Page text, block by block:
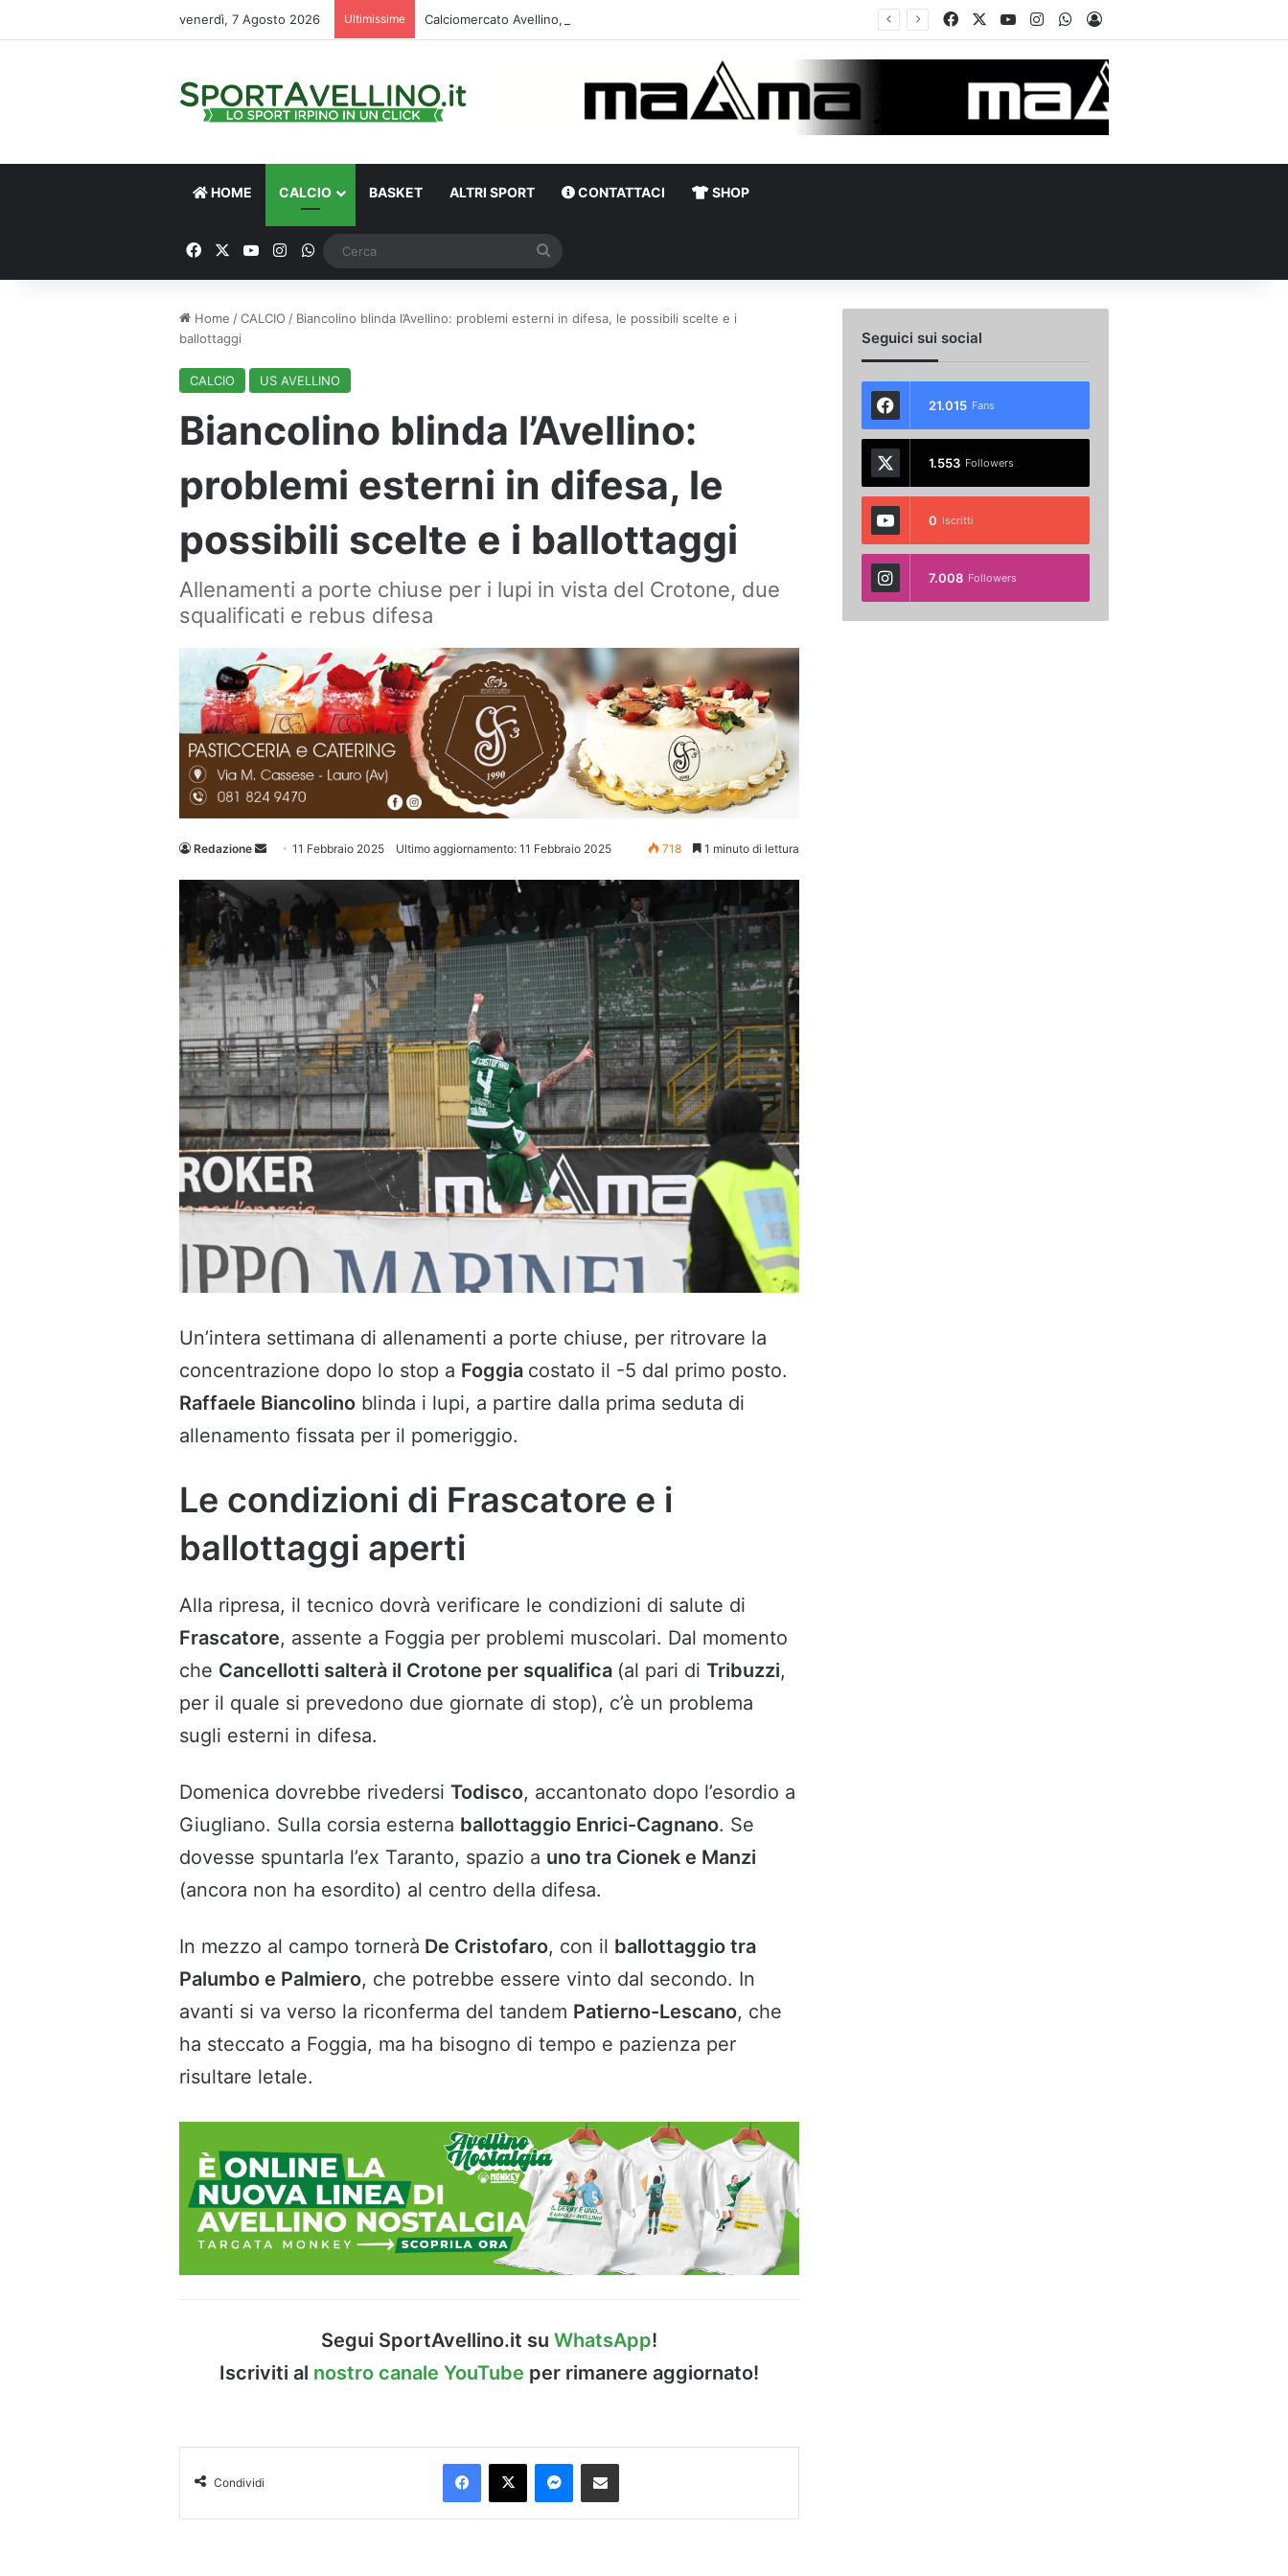
venerdì, 7 Agosto 2026 Ultimissime FacebookYou TubeInstagramWhatsApp
Accedi
HOME CALCIO BASKET ALTRI SPORT CONTATTACI SHOP
FacebookYou TubeInstagram
WhatsApp
Home /CALCIO / Biancolino blinda l’Avellino: problemi esterni in difesa, le possibili scelte e i
ballottaggi
CALCIO US AVELLINO
Biancolino blinda l’Avellino:
problemi esterni in difesa, le
possibili scelte e i ballottaggi
Allenamenti a porte chiuse per i lupi in vista del Crotone, due
squalificati e rebus difesa
Redazione
Invia 11 Febbraio 2025 Ultimo aggiornamento: 11 Febbraio 2025 718 1 minuto di lettura
Un’intera settimana di allenamenti a porte chiuse, per ritrovare la
concentrazione dopo lo stop a Foggia costato il -5 dal primo posto.
Raffaele Biancolino blinda i lupi, a partire dalla prima seduta di
allenamento fissata per il pomeriggio.
Le condizioni di Frascatore e i
ballottaggi aperti
Alla ripresa, il tecnico dovrà verificare le condizioni di salute di
Frascatore, assente a Foggia per problemi muscolari. Dal momento
che Cancellotti salterà il Crotone per squalifica (al pari di Tribuzzi,
per il quale si prevedono due giornate di stop), c’è un problema
sugli esterni in difesa.
Domenica dovrebbe rivedersi Todisco, accantonato dopo l’esordio a
Giugliano. Sulla corsia esterna ballottaggio Enrici-Cagnano. Se
dovesse spuntarla l’ex Taranto, spazio a uno tra Cionek e Manzi
(ancora non ha esordito) al centro della difesa.
In mezzo al campo tornerà De Cristofaro, con il ballottaggio tra
Palumbo e Palmiero, che potrebbe essere vinto dal secondo. In
avanti si va verso la riconferma del tandem Patierno-Lescano, che
ha steccato a Foggia, ma ha bisogno di tempo e pazienza per
risultare letale.
Segui SportAvellino.it su WhatsApp!
Iscriviti al nostro canale YouTube per rimanere aggiornato!
Condividi
Facebook
X Messenger
Condividi via Email
Seguici sui social
21.015 Fans
1.553 Followers
0 Iscritti
7.008 Followers